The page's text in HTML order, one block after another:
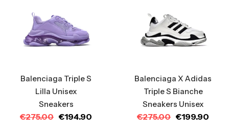
Balenciaga Triple S
Lilla Unisex
Sneakers
€275.00 €194.90
Balenciaga X Adidas
Triple S Bianche
Sneakers Unisex
€275.00 €199.90